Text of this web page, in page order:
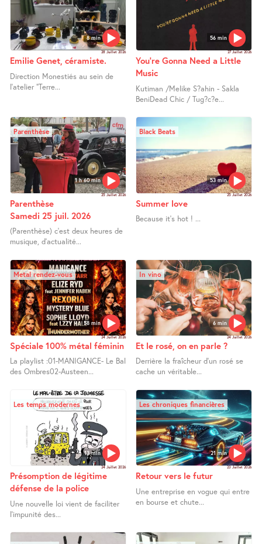
8 min
28 Juillet 2026
Emilie Genet, céramiste.
Direction Monestiés au sein de
l’atelier "Terre...
56 min
27 Juillet 2026
You’re Gonna Need a Little
Music
Kutiman /Melike S?ahin - Sakla
BeniDead Chic / Tug?c?e...
1 h 60 min
Parenthèse
25 Juillet 2026
Parenthèse
Samedi 25 juil. 2026
(Parenthèse) c’est deux heures de
musique, d’actualité...
53 min
Black Beats
25 Juillet 2026
Summer love
Because it’s hot ! ...
58 min
Metal rendez-vous
24 Juillet 2026
Spéciale 100% métal féminin
La playlist :01-MANIGANCE- Le Bal
des Ombres02-Austeen...
6 min
In vino
24 Juillet 2026
Et le rosé, on en parle ?
Derrière la fraîcheur d’un rosé se
cache un véritable...
13 min
Les temps modernes
24 Juillet 2026
Présomption de légitime
défense de la police
Une nouvelle loi vient de faciliter
l’impunité des...
21 min
Les chroniques financières
23 Juillet 2026
Retour vers le futur
Une entreprise en vogue qui entre
en bourse et chute...